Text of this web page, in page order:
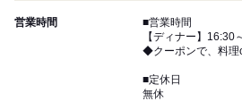
営業時間
■営業時間
【ディナー】16:30
◆クーポンで、料理
■定休日
無休